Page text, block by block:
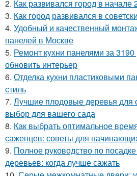
2. Как развивался город в начале
3. Как город развивался в
4. Удобный и качественный
панелей в Москве
5. Ремонт кухни панелями за
обновить интерьер
6. Отделка кухни пластиковыми
стиль
7. Лучшие плодовые деревья для
выбор для вашего сада
8. Как выбрать оптимальное
саженцев: советы для
9. Полное руководство по
деревьев: когда лучше сажать